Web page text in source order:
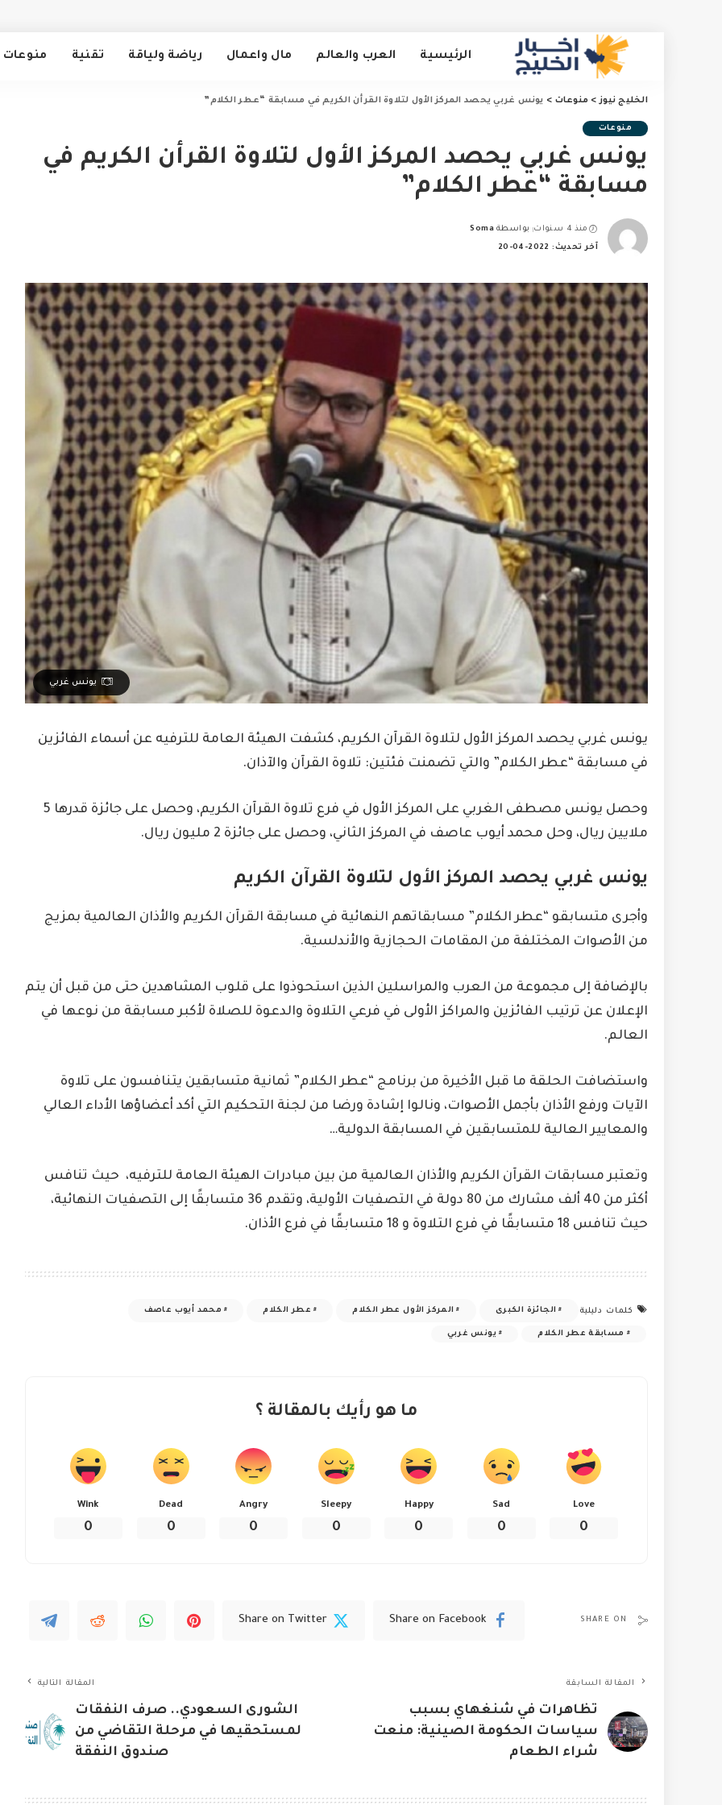
الرئيسية العرب والعالم مال واعمال رياضة ولياقة تقنية منوعات
الخليج نيوز> منوعات > يونس غربي يحصد المركز الأول لتلاوة القرأن الكريم في مسابقة “عطر الكلام”
منوعات
يونس غربي يحصد المركز الأول لتلاوة القرأن الكريم في
مسابقة “عطر الكلام”
منذ 4 سنوات
Posted
by
بواسطة Soma
آخر تحديث: 2022-04-20
يونس غربي
يونس غربي يحصد المركز الأول لتلاوة القرآن الكريم، كشفت الهيئة العامة للترفيه عن أسماء الفائزين
في مسابقة “عطر الكلام” والتي تضمنت فئتين: تلاوة القرآن والآذان.
وحصل يونس مصطفى الغربي على المركز الأول في فرع تلاوة القرآن الكريم، وحصل على جائزة قدرها 5
ملايين ريال، وحل محمد أيوب عاصف في المركز الثاني، وحصل على جائزة 2 مليون ريال.
يونس غربي يحصد المركز الأول لتلاوة القرآن الكريم
وأجرى متسابقو “عطر الكلام” مسابقاتهم النهائية في مسابقة القرآن الكريم والأذان العالمية بمزيج
من الأصوات المختلفة من المقامات الحجازية والأندلسية.
بالإضافة إلى مجموعة من العرب والمراسلين الذين استحوذوا على قلوب المشاهدين حتى من قبل أن يتم
الإعلان عن ترتيب الفائزين والمراكز الأولى في فرعي التلاوة والدعوة للصلاة لأكبر مسابقة من نوعها في
العالم.
واستضافت الحلقة ما قبل الأخيرة من برنامج “عطر الكلام” ثمانية متسابقين يتنافسون على تلاوة
الآيات ورفع الأذان بأجمل الأصوات، ونالوا إشادة ورضا من لجنة التحكيم التي أكد أعضاؤها الأداء العالي
والمعايير العالية للمتسابقين في المسابقة الدولية…
وتعتبر مسابقات القرآن الكريم والأذان العالمية من بين مبادرات الهيئة العامة للترفيه، حيث تنافس
أكثر من 40 ألف مشارك من 80 دولة في التصفيات الأولية، وتقدم 36 متسابقًا إلى التصفيات النهائية،
حيث تنافس 18 متسابقًا في فرع التلاوة و 18 متسابقًا في فرع الأذان.
كلمات دليلية الجائزة الكبرى المركز الأول عطر الكلام عطر الكلام محمد أيوب عاصف
مسابقة عطر الكلام يونس غربي
ما هو رأيك بالمقالة ؟
Love
0
Sad
0
Happy
0
Sleepy
0
Angry
0
Dead
0
Wink
0
SHARE ON
Share on Facebook
Share on Twitter
المقالة السابقة
تظاهرات في شنغهاي بسبب
سياسات الحكومة الصينية: منعت
شراء الطعام
المقالة التالية
الشورى السعودي.. صرف النفقات
لمستحقيها في مرحلة التقاضي من
صندوق النفقة